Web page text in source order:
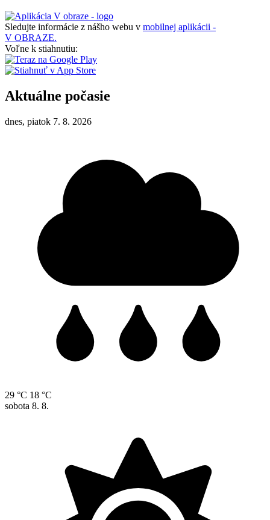
Sledujte informácie z nášho webu v mobilnej aplikácii -
V OBRAZE.
Voľne k stiahnutiu:
Aktuálne počasie
dnes, piatok 7. 8. 2026
29 °C 18 °C
sobota 8. 8.